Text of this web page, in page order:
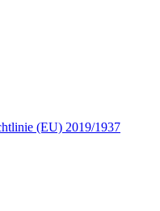
(EU) 2019/1937